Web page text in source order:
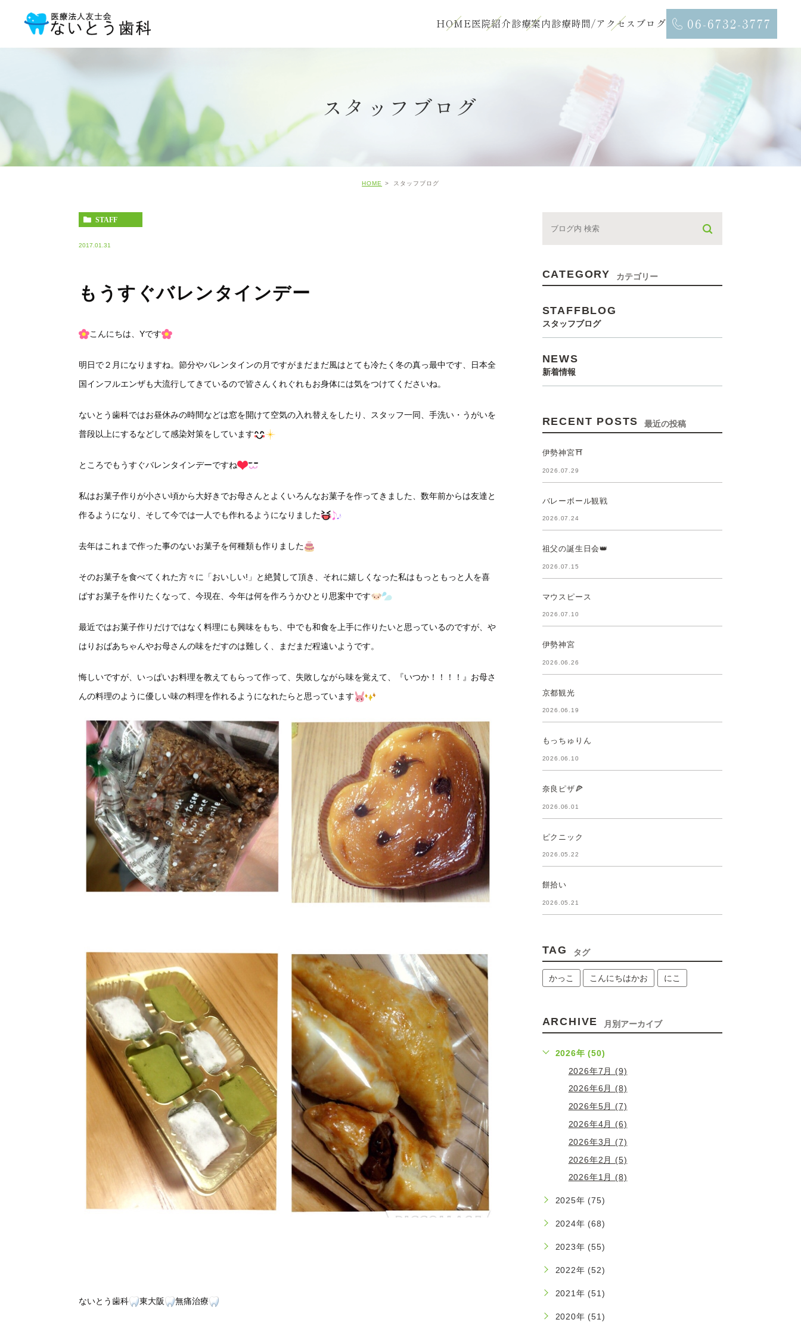
HOME医院紹介診療案内診療時間/アクセス ブログ 06-6732-3777
スタッフブログ
HOME スタッフブログ
STAFF
2017.01.31
もうすぐバレンタインデー
こんにちは、Yです
明日で２月になりますね。節分やバレンタインの月ですがまだまだ風はとても冷たく冬の真っ最中です、日本全
国インフルエンザも大流行してきているので皆さんくれぐれもお身体には気をつけてくださいね。
ないとう歯科ではお昼休みの時間などは窓を開けて空気の入れ替えをしたり、スタッフ一同、手洗い・うがいを
普段以上にするなどして感染対策をしています
ところでもうすぐバレンタインデーですね
私はお菓子作りが小さい頃から大好きでお母さんとよくいろんなお菓子を作ってきました、数年前からは友達と
作るようになり、そして今では一人でも作れるようになりました
去年はこれまで作った事のないお菓子を何種類も作りました
そのお菓子を食べてくれた方々に「おいしい!」と絶賛して頂き、それに嬉しくなった私はもっともっと人を喜
ばすお菓子を作りたくなって、今現在、今年は何を作ろうかひとり思案中です
最近ではお菓子作りだけではなく料理にも興味をもち、中でも和食を上手に作りたいと思っているのですが、や
はりおばあちゃんやお母さんの味をだすのは難しく、まだまだ程遠いようです。
悔しいですが、いっぱいお料理を教えてもらって作って、失敗しながら味を覚えて、『いつか！！！！』お母さ
んの料理のように優しい味の料理を作れるようになれたらと思っています
ないとう歯科 東大阪 無痛治療
CATEGORY カテゴリー
STAFFBLOG
スタッフブログ
NEWS
新着情報
RECENT POSTS 最近の投稿
伊勢神宮⛩️
2026.07.29
バレーボール観戦
2026.07.24
祖父の誕生日会👑
2026.07.15
マウスピース
2026.07.10
伊勢神宮
2026.06.26
京都観光
2026.06.19
もっちゅりん
2026.06.10
奈良ピザ🍕
2026.06.01
ピクニック
2026.05.22
餅拾い
2026.05.21
TAG タグ
かっこ こんにちはかお にこ
ARCHIVE 月別アーカイブ
2026年 (50)
2026年7月 (9)
2026年6月 (8)
2026年5月 (7)
2026年4月 (6)
2026年3月 (7)
2026年2月 (5)
2026年1月 (8)
2025年 (75)
2024年 (68)
2023年 (55)
2022年 (52)
2021年 (51)
2020年 (51)